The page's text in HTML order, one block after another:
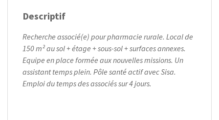
Descriptif
Recherche associé(e) pour pharmacie rurale. Local de
150 m² au sol + étage + sous-sol + surfaces annexes.
Equipe en place formée aux nouvelles missions. Un
assistant temps plein. Pôle santé actif avec Sisa.
Emploi du temps des associés sur 4 jours.